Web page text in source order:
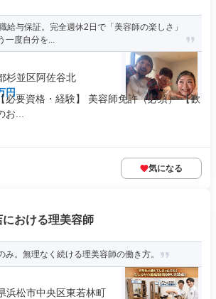
給与保証。完全週休2日で「美容師の楽しさ」
一度自分を...
杉並区阿佐谷北
円
必要資格・経験】 美容師免許（必須） 【歓
...
気になる
おける理美容師
み。無理なく続ける理美容師の働き方。
浜松市中央区東若林町